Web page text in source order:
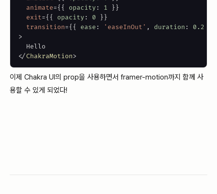
animate={{ opacity : 1 }}
exit={{ opacity : 0 }}
transition={{ ease : 'easeInOut' , duration : 0.2
>
</ChakraMotion>
이제 Chakra UI의 prop을 사용하면서 framer-motion까지 함께 사
용할 수 있게 되었다!